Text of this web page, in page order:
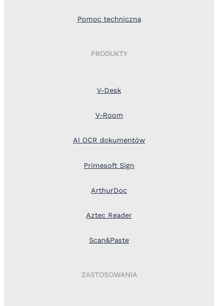
Pomoc techniczna
PRODUKTY
V-Desk
V-Room
AI OCR dokumentów
Primesoft Sign
ArthurDoc
Aztec Reader
Scan&Paste
ZASTOSOWANIA